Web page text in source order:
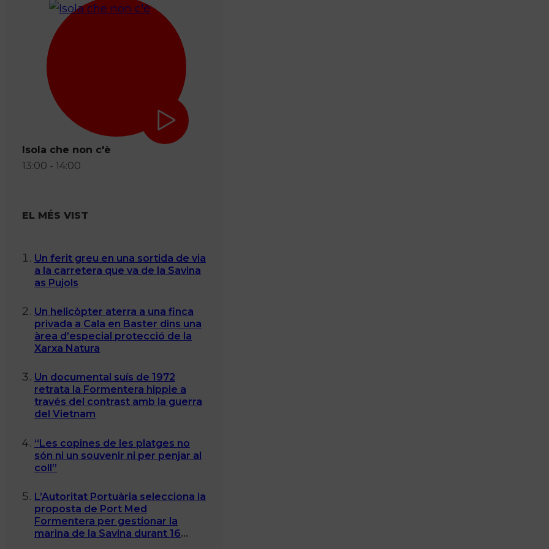
Isola che non c'è
13:00 - 14:00
EL MÉS VIST
Un ferit greu en una sortida de via
a la carretera que va de la Savina
as Pujols
Un helicòpter aterra a una finca
privada a Cala en Baster dins una
àrea d’especial protecció de la
Xarxa Natura
Un documental suís de 1972
retrata la Formentera hippie a
través del contrast amb la guerra
del Vietnam
“Les copines de les platges no
són ni un souvenir ni per penjar al
coll”
L’Autoritat Portuària selecciona la
proposta de Port Med
Formentera per gestionar la
marina de la Savina durant 16